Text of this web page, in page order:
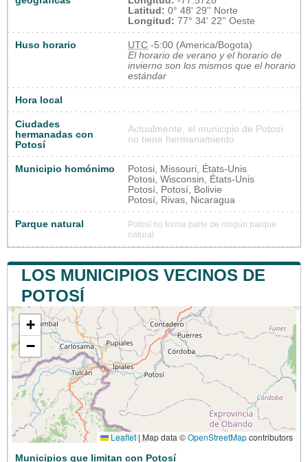
Latitud: 0° 48' 29'' Norte
Longitud: 77° 34' 22'' Oeste
Huso horario UTC -5:00 (America/Bogota)
El horario de verano y el horario de
invierno son los mismos que el horario
estándar
Hora local
Ciudades
hermanadas con
Potosí
Actualmente, el municipio de Potosí
no tiene hermanamiento
Municipio homónimo
Potosi, Missouri, États-Unis
Potosi, Wisconsin, États-Unis
Potosí, Potosí, Bolivie
Potosí, Rivas, Nicaragua
Parque natural
Potosí no forma parte de ningún parque
natural
LOS MUNICIPIOS VECINOS DE
POTOSÍ
+
−
Leaflet | Map data ©OpenStreetMapcontributors
Municipios que limitan con Potosí